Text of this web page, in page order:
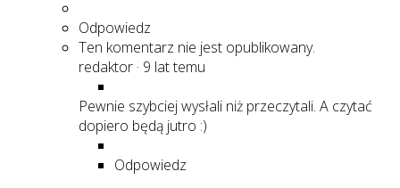
Odpowiedz
Ten komentarz nie jest opublikowany.
redaktor · 9 lat temu
Pewnie szybciej wysłali niż przeczytali. A czytać
dopiero będą jutro :)
Odpowiedz